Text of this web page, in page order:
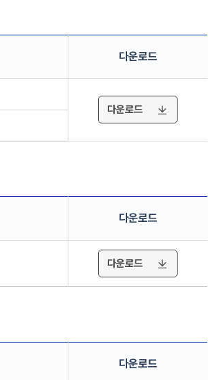
다운로드
다운로드
다운로드
다운로드
다운로드